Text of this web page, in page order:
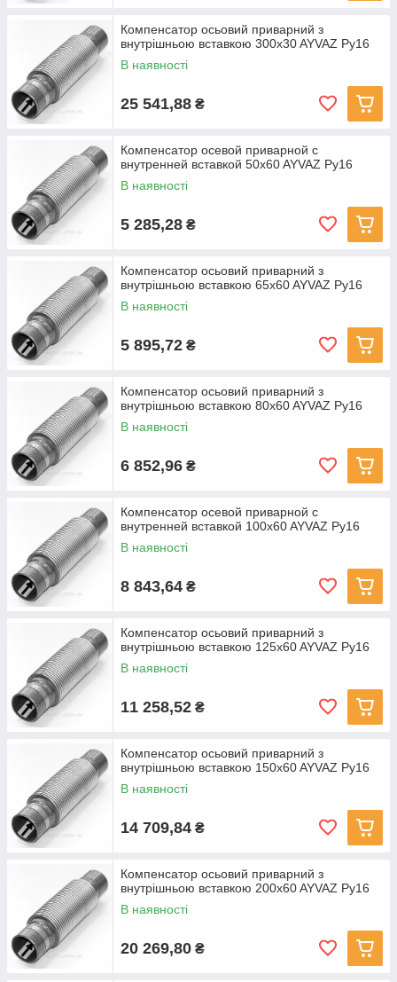
Компенсатор осьовий приварний з
внутрішньою вставкою 300x30 AYVAZ Ру16
В наявності
25 541,88 ₴
Компенсатор осевой приварной с
внутренней вставкой 50x60 AYVAZ Ру16
В наявності
5 285,28 ₴
Компенсатор осьовий приварний з
внутрішньою вставкою 65x60 AYVAZ Ру16
В наявності
5 895,72 ₴
Компенсатор осьовий приварний з
внутрішньою вставкою 80x60 AYVAZ Ру16
В наявності
6 852,96 ₴
Компенсатор осевой приварной с
внутренней вставкой 100x60 AYVAZ Ру16
В наявності
8 843,64 ₴
Компенсатор осьовий приварний з
внутрішньою вставкою 125x60 AYVAZ Ру16
В наявності
11 258,52 ₴
Компенсатор осьовий приварний з
внутрішньою вставкою 150x60 AYVAZ Ру16
В наявності
14 709,84 ₴
Компенсатор осьовий приварний з
внутрішньою вставкою 200x60 AYVAZ Ру16
В наявності
20 269,80 ₴